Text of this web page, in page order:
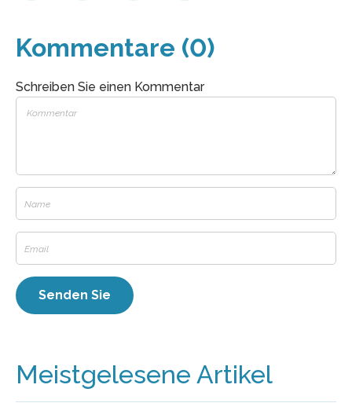
Kommentare (0)
Schreiben Sie einen Kommentar
Meistgelesene Artikel